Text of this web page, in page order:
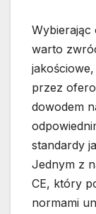
Wybierając
warto
przez
dowodem
standardy
Jednym z
CE, który
normami